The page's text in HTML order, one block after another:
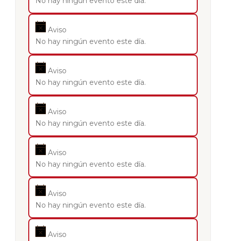
Aviso
No hay ningún evento este día.
Aviso
No hay ningún evento este día.
Aviso
No hay ningún evento este día.
Aviso
No hay ningún evento este día.
Aviso
No hay ningún evento este día.
Aviso